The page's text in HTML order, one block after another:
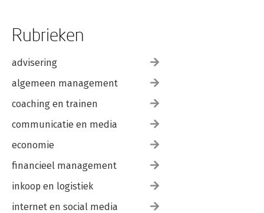
Rubrieken
advisering
algemeen management
coaching en trainen
communicatie en media
economie
financieel management
inkoop en logistiek
internet en social media